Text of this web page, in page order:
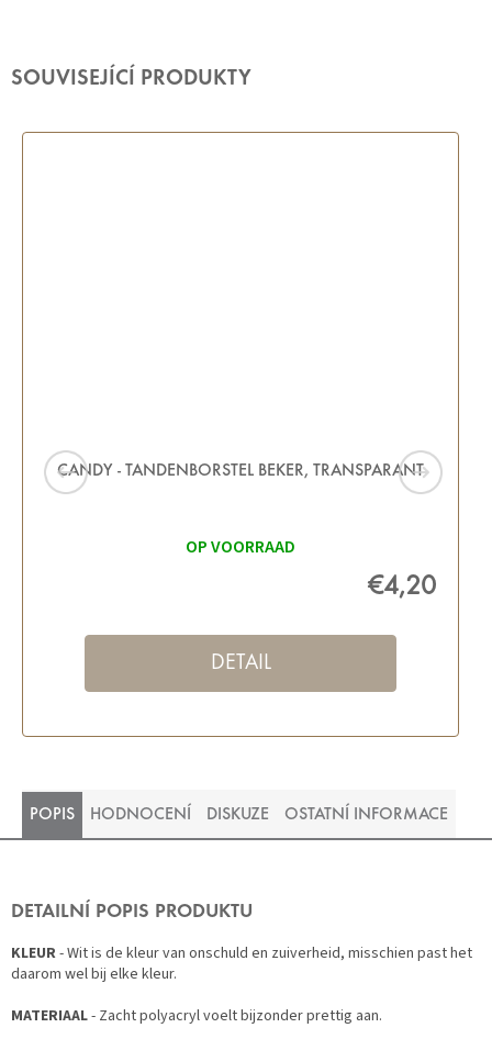
SOUVISEJÍCÍ PRODUKTY
CANDY - TANDENBORSTEL BEKER, TRANSPARANT
OP VOORRAAD
€4,20
DETAIL
POPIS HODNOCENÍ DISKUZE OSTATNÍ INFORMACE
DETAILNÍ POPIS PRODUKTU
KLEUR- Wit is de kleur van onschuld en zuiverheid, misschien past het
daarom wel bij elke kleur.
MATERIAAL- Zacht polyacryl voelt bijzonder prettig aan.